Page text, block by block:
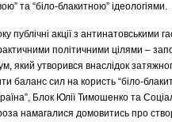
та “біло-блакитною” ідеологіями.
публічні акції з антинатовськими
політичними цілями –
який утворився внаслідок
баланс сил на користь “біло-
Блок Юлії Тимошенко та
намагалися домовитись про